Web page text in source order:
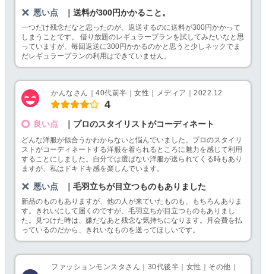
悪い点 ｜送料が300円かかること。
一つだけ残念だなと思ったのが、返送するのに送料が300円かかって
しまうことです。 借り放題のレギュラープランを試してみたいなと思
っていますが、毎回返送に300円かかるのかと思うと少しネックでま
だレギュラープランの利用はできていません。
かんなさん｜40代前半｜女性｜メディア｜2022.12
4
良い点 ｜プロのスタイリストがコーディネート
どんな洋服が似合うかわからないと悩んでいました。プロのスタイリ
ストがコーディネートする洋服を着られるところに魅力を感じて利用
することにしました。自分では選ばない洋服が送られてくる時もあり
ますが、私はドキドキ感を楽しんでいます。
悪い点 ｜毛羽立ちが目立つものもありました
新品のものもありますが、他の人が来ていたものも、もちろんありま
す。きれいにして届くのですが、毛羽立ちが目立つものもありまし
た。見つけた時は、嫌だなあと残念な気持ちになります。月会費を払
っているのだから、きれいなものを送ってほしいです。
ファッションモンスタさん｜30代後半｜女性｜その他｜